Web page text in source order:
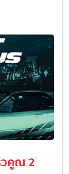
วคูณ 2